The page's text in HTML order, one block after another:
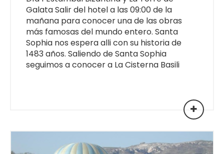
Galata Salir del hotel a las 09:00 de la
mañana para conocer una de las obras
más famosas del mundo entero. Santa
Sophia nos espera alli con su historia de
1483 años. Saliendo de Santa Sophia
seguimos a conocer a La Cisterna Basili